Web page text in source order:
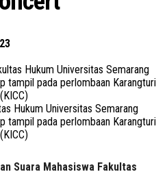
Hukum Universitas Semarang
tampil pada perlombaan Karangturi
Suara Mahasiswa Fakultas